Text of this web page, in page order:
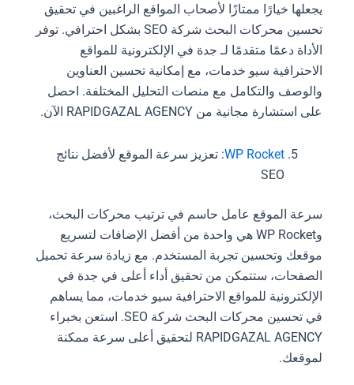
يجعلها خيارًا ممتازًا لأصحاب المواقع الراغبين في تحقيق
تحسين محركات البحث شركة SEO بشكل احترافي. توفر
الأداة دعمًا متقدمًا لـ جدة في الإلكترونية للمواقع
الاحترافية سيو خدمات، مع إمكانية تحسين العناوين
والوصف والتكامل مع منصات التحليل المختلفة. احصل
على استشارة مجانية من RAPIDGAZAL AGENCY الآن.
WP Rocket: تعزيز سرعة الموقع لأفضل نتائج
SEO
سرعة الموقع عامل حاسم في ترتيب محركات البحث،
وWP Rocket هي واحدة من أفضل الإضافات لتسريع
موقعك وتحسين تجربة المستخدم. مع زيادة سرعة تحميل
الصفحات، ستتمكن من تحقيق أداء أعلى في جدة في
الإلكترونية للمواقع الاحترافية سيو خدمات، مما يساهم
في تحسين محركات البحث شركة SEO. استعن بخبراء
RAPIDGAZAL AGENCY لتحقيق أعلى سرعة ممكنة
لموقعك.